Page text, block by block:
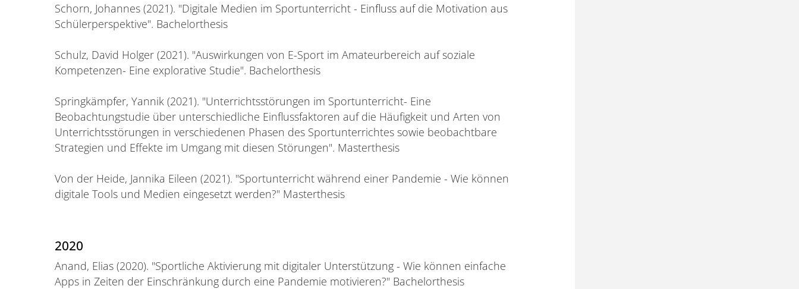
Schorn, Johannes (2021). "Digitale Medien im Sportunterricht - Einfluss auf die Motivation aus
Schülerperspektive". Bachelorthesis
Schulz, David Holger (2021). "Auswirkungen von E-Sport im Amateurbereich auf soziale
Kompetenzen- Eine explorative Studie". Bachelorthesis
Springkämpfer, Yannik (2021). "Unterrichtsstörungen im Sportunterricht- Eine
Beobachtungstudie über unterschiedliche Einflussfaktoren auf die Häufigkeit und Arten von
Unterrichtsstörungen in verschiedenen Phasen des Sportunterrichtes sowie beobachtbare
Strategien und Effekte im Umgang mit diesen Störungen". Masterthesis
Von der Heide, Jannika Eileen (2021). "Sportunterricht während einer Pandemie - Wie können
digitale Tools und Medien eingesetzt werden?" Masterthesis
2020
Anand, Elias (2020). "Sportliche Aktivierung mit digitaler Unterstützung - Wie können einfache
Apps in Zeiten der Einschränkung durch eine Pandemie motivieren?" Bachelorthesis